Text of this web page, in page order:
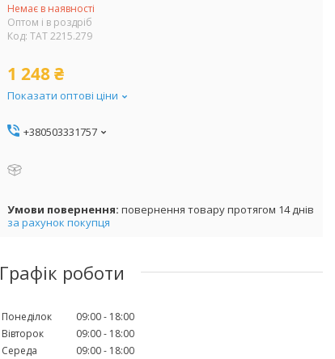
Немає в наявності
Оптом і в роздріб
Код: TAT 2215.279
1 248 ₴
Показати оптові ціни
+380503331757
повернення товару протягом 14 днів
за рахунок покупця
Графік роботи
Понеділок 09:00
18:00
Вівторок
09:00
18:00
Середа
09:00
18:00